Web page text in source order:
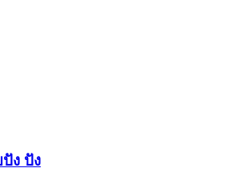
ง​ ปัง​